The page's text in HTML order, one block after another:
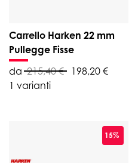
Carrello Harken 22 mm
Pullegge Fisse
da 215,40 €
198,20 €
1 varianti
15%